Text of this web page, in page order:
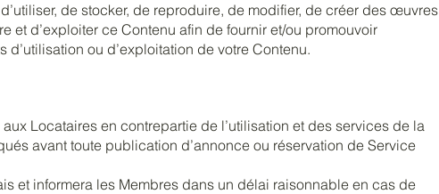
de stocker, de reproduire, de modifier, de créer des œuvres
et d’exploiter ce Contenu afin de fournir et/ou promouvoir
ou d’exploitation de votre Contenu.
Locataires en contrepartie de l’utilisation et des services de la
avant toute publication d’annonce ou réservation de Service
et informera les Membres dans un délai raisonnable en cas de